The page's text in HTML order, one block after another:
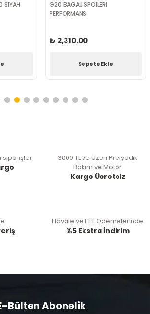
SIYAH
G20 BAGAJ SPOiLERi
PERFORMANS
₺ 2,310.00
Sepete Ekle
siparişler
3000 TL ve Üzeri Preiyodik
Bakım ve Motor
Kargo Ücretsiz
Havale ve EFT Ödemelerinde
%5 Ekstra İndirim
Bülten Abonelik